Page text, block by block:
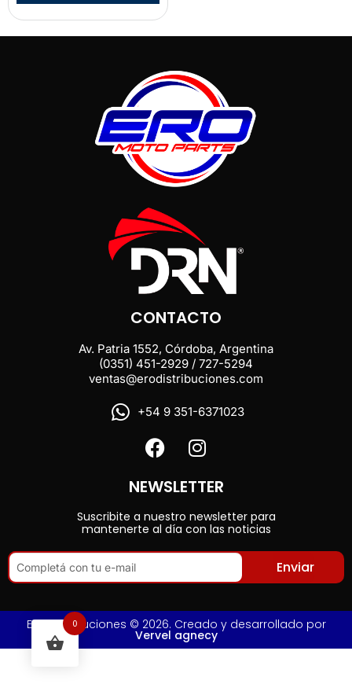
CONTACTO
Av. Patria 1552, Córdoba, Argentina
(0351) 451-2929 / 727-5294
ventas@erodistribuciones.com
+54 9 351-6371023
NEWSLETTER
Suscribite a nuestro newsletter para
mantenerte al día con las noticias
Enviar
Ero Distribuciones © 2026. Creado y desarrollado por
Vervel agnecy
0